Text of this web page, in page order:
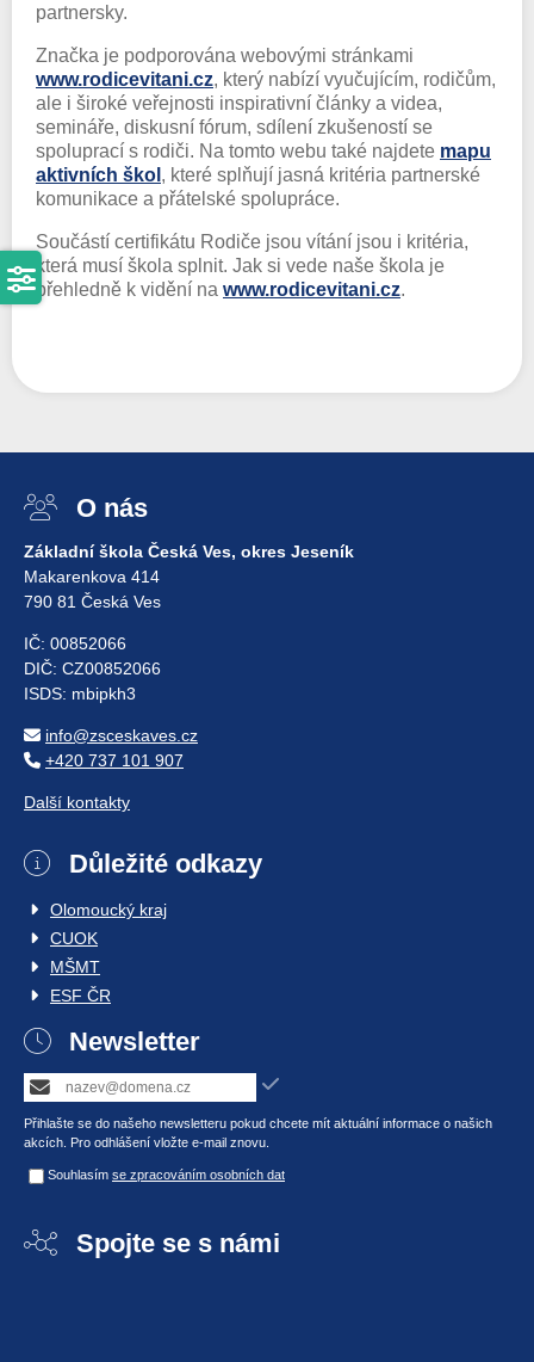
partnersky.
Značka je podporována webovými stránkami
www.rodicevitani.cz, který nabízí vyučujícím, rodičům,
ale i široké veřejnosti inspirativní články a videa,
semináře, diskusní fórum, sdílení zkušeností se
spoluprací s rodiči. Na tomto webu také najdete mapu
aktivních škol , které splňují jasná kritéria partnerské
komunikace a přátelské spolupráce.
Součástí certifikátu Rodiče jsou vítání jsou i kritéria,
která musí škola splnit. Jak si vede naše škola je
přehledně k vidění na www.rodicevitani.cz.
O nás
Základní škola Česká Ves, okres Jeseník
Makarenkova 414
790 81 Česká Ves
IČ: 00852066
DIČ: CZ00852066
ISDS: mbipkh3
info@zsceskaves.cz
+420 737 101 907
Další kontakty
Důležité odkazy
Olomoucký kraj
CUOK
MŠMT
ESF ČR
Newsletter
Přihlašte se do našeho newsletteru pokud chcete mít aktuální informace o našich
akcích. Pro odhlášení vložte e-mail znovu.
Souhlasím se zpracováním osobních dat
Spojte se s námi